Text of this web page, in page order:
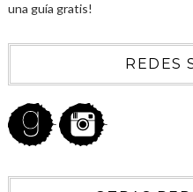
una guía gratis!
REDES